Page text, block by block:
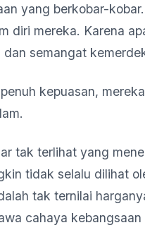
yang berkobar-
diri mereka. Karena
semangat
kepuasan,
tak terlihat yang
tidak selalu dilihat
tak ternilai
cahaya